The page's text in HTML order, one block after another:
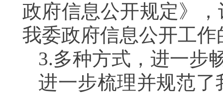
政府信息公开规定》
我委政府信息公开工
3.多种方式，进一步
进一步梳理并规范